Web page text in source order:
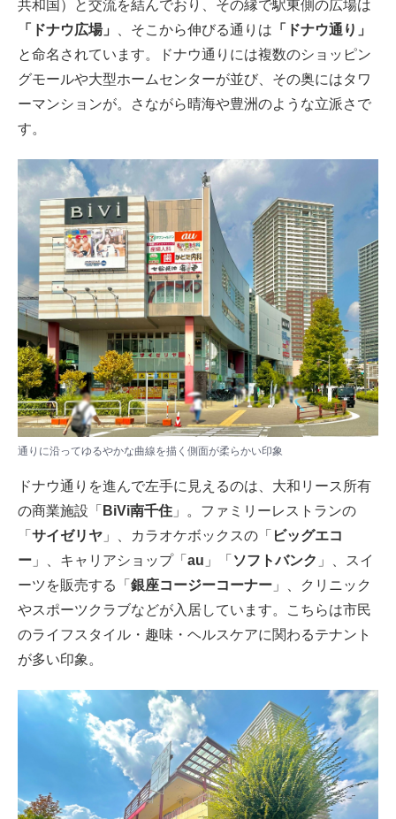
共和国）と交流を結んでおり、その縁で駅東側の広場は
「ドナウ広場」
、そこから伸びる通りは 「ドナウ通り」
と命名されています。ドナウ通りには複数のショッピン
グモールや大型ホームセンターが並び、その奥にはタワ
ーマンションが。さながら晴海や豊洲のような立派さで
す。
通りに沿ってゆるやかな曲線を描く側面が柔らかい印象
ドナウ通りを進んで左手に見えるのは、大和リース所有
の商業施設「 BiVi南千住 」。ファミリーレストランの
「 サイゼリヤ 」、カラオケボックスの「 ビッグエコ
ー 」、キャリアショップ「 au 」「 ソフトバンク 」、スイ
ーツを販売する「 銀座コージーコーナー 」、クリニック
やスポーツクラブなどが入居しています。こちらは市民
のライフスタイル・趣味・ヘルスケアに関わるテナント
が多い印象。